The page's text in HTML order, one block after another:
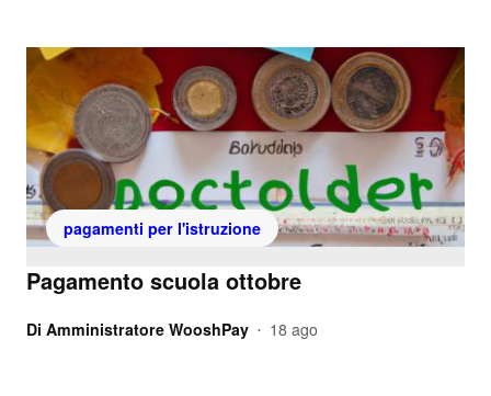
pagamenti per l'istruzione
Pagamento scuola ottobre
Di Amministratore WooshPay • 18 ago